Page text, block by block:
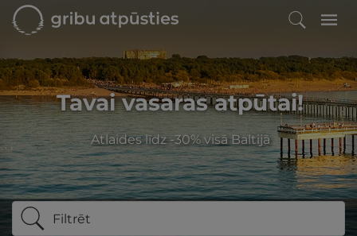
Tavai vasaras atpūtai!
Atlaides līdz -30% visā Baltijā
Filtrēt